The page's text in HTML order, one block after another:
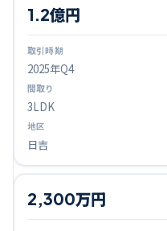
2025年Q4
1.2億円
3LDK
日吉
2,300万円